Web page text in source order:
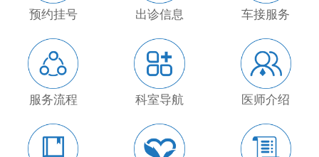
预约挂号 出诊信息 车接服务
服务流程 科室导航 医师介绍